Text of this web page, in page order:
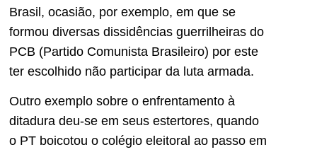
Brasil, ocasião, por exemplo, em que se
formou diversas dissidências guerrilheiras do
PCB (Partido Comunista Brasileiro) por este
ter escolhido não participar da luta armada.
Outro exemplo sobre o enfrentamento à
ditadura deu-se em seus estertores, quando
o PT boicotou o colégio eleitoral ao passo em